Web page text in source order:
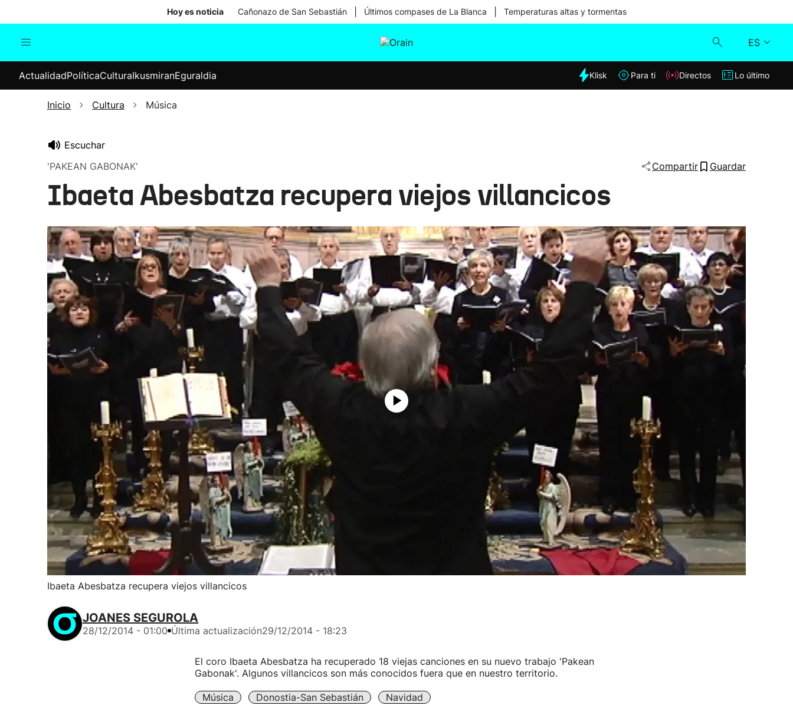
Hoy es noticia Cañonazo de San Sebastián Últimos compases de La Blanca Temperaturas altas y tormentas
ES
Internacional
Elecciones
Klisk
ActualidadPolíticaCulturaIkusmiranEguraldia Klisk Para ti Directos Lo último
Inicio Cultura Música
Escuchar
'PAKEAN GABONAK'
Compartir Guardar
Ibaeta Abesbatza recupera viejos villancicos
Ibaeta Abesbatza recupera viejos villancicos
JOANES SEGUROLA
28/12/2014 - 01:00 Última actualización29/12/2014 - 18:23
El coro Ibaeta Abesbatza ha recuperado 18 viejas canciones en su nuevo trabajo 'Pakean
Gabonak'. Algunos villancicos son más conocidos fuera que en nuestro territorio.
Música Donostia-San Sebastián Navidad